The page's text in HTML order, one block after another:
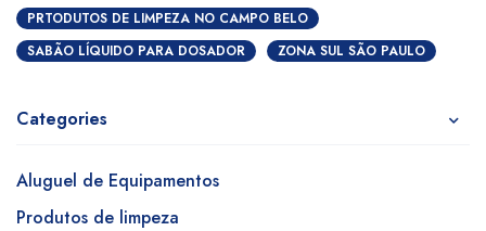
PRTODUTOS DE LIMPEZA NO CAMPO BELO
SABÃO LÍQUIDO PARA DOSADOR
ZONA SUL SÃO PAULO
Categories
Aluguel de Equipamentos
Produtos de limpeza